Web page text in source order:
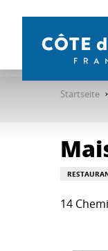
contenu
Startseite
14